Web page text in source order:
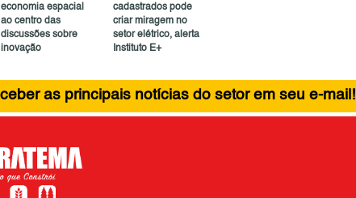
economia espacial
ao centro das
discussões sobre
inovação
cadastrados pode
criar miragem no
setor elétrico, alerta
Instituto E+
as principais notícias do setor em seu e-mail!